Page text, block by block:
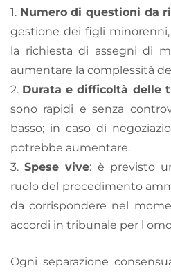
1. Numero di questioni da
gestione dei figli
la richiesta di assegni di
aumentare la complessità
2. Durata e difficoltà delle
sono rapidi e senza
basso; in caso di
potrebbe aumentare.
3.Spese vive: è previsto
ruolo del procedimento
da corrispondere nel
accordi in tribunale per l
Ogni separazione